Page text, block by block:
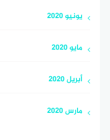
يونيو 2020
مايو 2020
أبريل 2020
مارس 2020